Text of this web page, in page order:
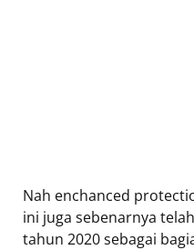
Nah enchanced
ini juga sebenarnya
tahun 2020 sebagai